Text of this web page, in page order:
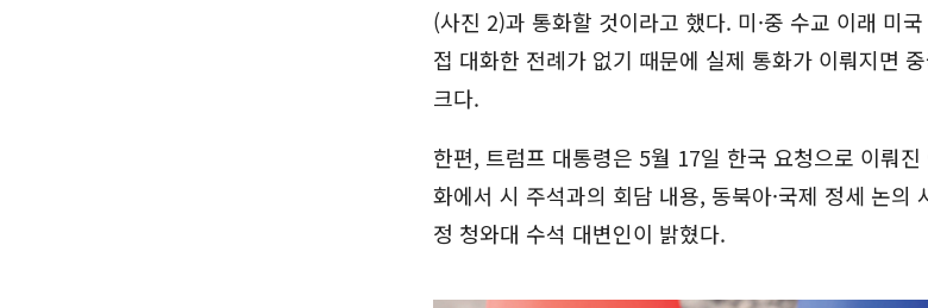
(사진 2)과 통화할 것이라고 했다. 미·중 수교 이래 미
접 대화한 전례가 없기 때문에 실제 통화가 이뤄지면
크다.
한편, 트럼프 대통령은 5월 17일 한국 요청으로 이뤄
화에서 시 주석과의 회담 내용, 동북아·국제 정세 논의
정 청와대 수석 대변인이 밝혔다.